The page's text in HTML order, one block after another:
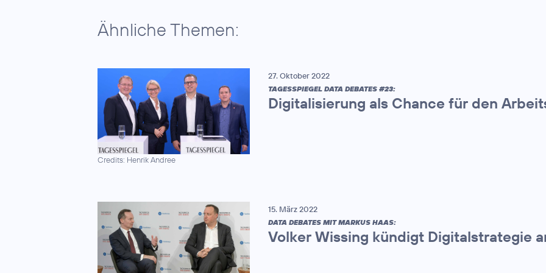
Ähnliche Themen:
Credits: Henrik Andree
27. Oktober 2022
TAGESSPIEGEL DATA DEBATES #23:
Digitalisierung als Chance für den
15. März 2022
DATA DEBATES MIT MARKUS HAAS:
Volker Wissing kündigt Digitalstrategie